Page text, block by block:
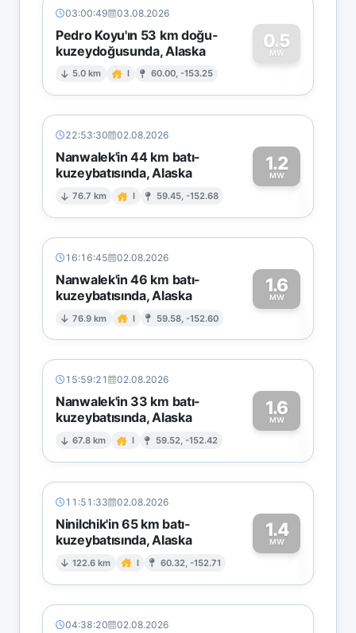
03:00:49 03.08.2026
Pedro Koyu'ın 53 km doğu-
kuzeydoğusunda, Alaska
5.0 km I 60.00, -153.25
0.5
MW
0
22:53:30 02.08.2026
Nanwalek'in 44 km batı-
kuzeybatısında, Alaska
76.7 km I 59.45, -152.68
1.2
MW1
16:16:45 02.08.2026
Nanwalek'in 46 km batı-
kuzeybatısında, Alaska
76.9 km I 59.58, -152.60
1.6
MW1
15:59:21 02.08.2026
Nanwalek'in 33 km batı-
kuzeybatısında, Alaska
67.8 km I 59.52, -152.42
1.6
MW1
11:51:33 02.08.2026
Ninilchik'in 65 km batı-
kuzeybatısında, Alaska
122.6 km I 60.32, -152.71
1.4
MW1
04:38:20 02.08.2026